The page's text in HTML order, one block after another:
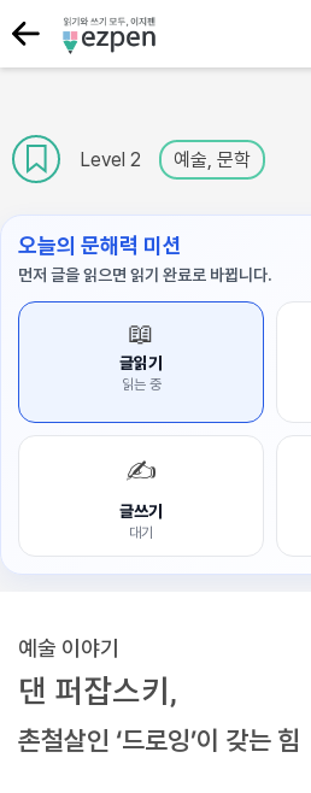
Level 2 예술, 문학
오늘의 문해력 미션
먼저 글을 읽으면 읽기 완료로 바뀝니다.
📖
글읽기
읽는 중
✍️
글쓰기
대기
예술 이야기
댄 퍼잡스키,
촌철살인 ‘드로잉’이 갖는 힘